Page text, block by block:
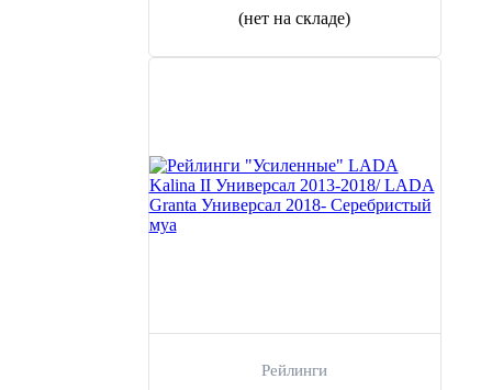
(нет на складе)
Рейлинги